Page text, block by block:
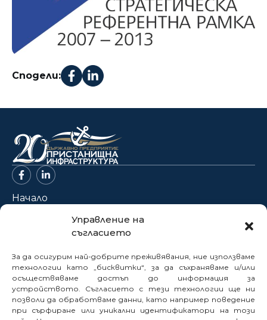
Управление на
съгласието
За да осигурим най-добрите преживявания, ние използваме
технологии като „бисквитки“, за да съхраняваме и/или
осъществяваме достъп до информация за
устройството. Съгласието с тези технологии ще ни
позволи да обработваме данни, като например поведение
при сърфиране или уникални идентификатори на този
Сподели:
Начало
Новини
Нормативна база
Електронни услуги
Профил на купувача